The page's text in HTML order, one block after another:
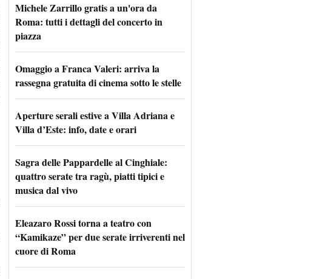
Michele Zarrillo gratis a un'ora da
Roma: tutti i dettagli del concerto in
piazza
Omaggio a Franca Valeri: arriva la
rassegna gratuita di cinema sotto le stelle
Aperture serali estive a Villa Adriana e
Villa d’Este: info, date e orari
Sagra delle Pappardelle al Cinghiale:
quattro serate tra ragù, piatti tipici e
musica dal vivo
Eleazaro Rossi torna a teatro con
“Kamikaze” per due serate irriverenti nel
cuore di Roma